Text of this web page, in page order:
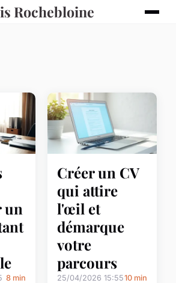
Rochebloine
un
8 min
Créer un CV
qui attire
l'œil et
démarque
votre
parcours
25/04/2026 15:5510 min